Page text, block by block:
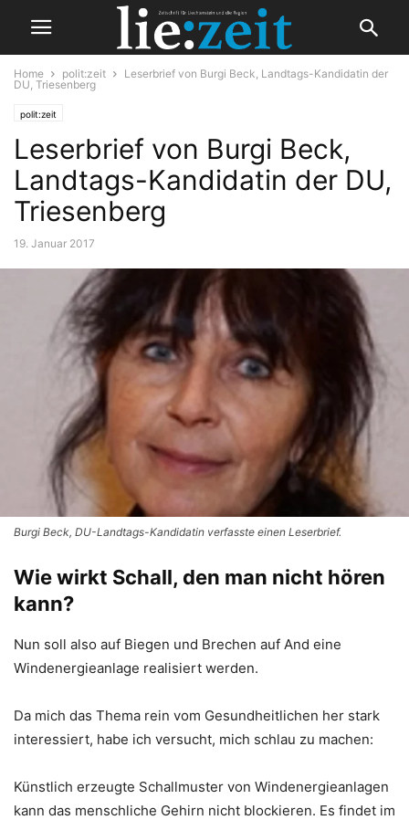
Home polit:zeit
Leserbrief von Burgi Beck, Landtags-Kandidatin der
DU, Triesenberg
polit:zeit
Leserbrief von Burgi Beck,
Landtags-Kandidatin der DU,
Triesenberg
19. Januar 2017
Burgi Beck, DU-Landtags-Kandidatin verfasste einen Leserbrief.
Wie wirkt Schall, den man nicht hören
kann?
Nun soll also auf Biegen und Brechen auf And eine
Windenergieanlage realisiert werden.
Da mich das Thema rein vom Gesundheitlichen her stark
interessiert, habe ich versucht, mich schlau zu machen:
Künstlich erzeugte Schallmuster von Windenergieanlagen
kann das menschliche Gehirn nicht blockieren. Es findet im